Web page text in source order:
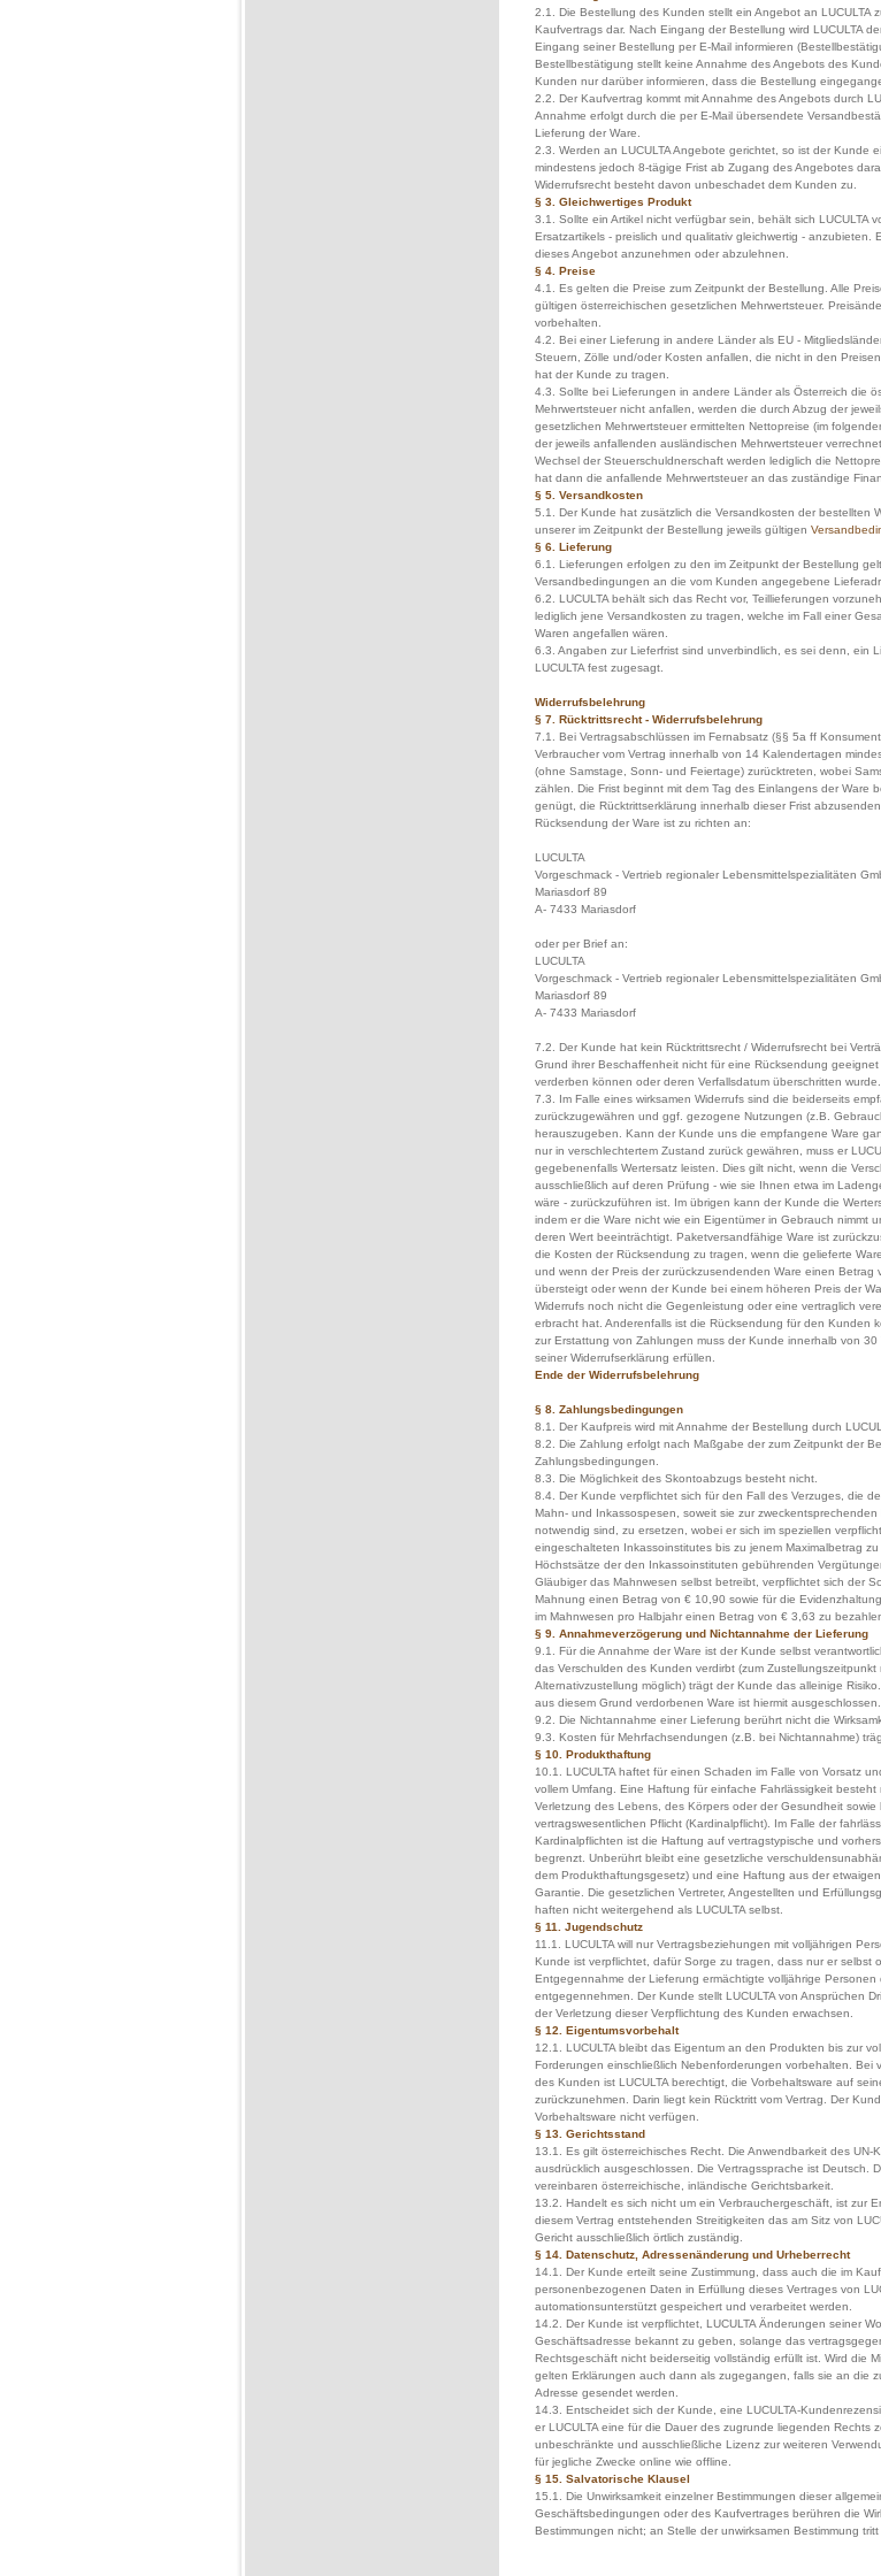
2.1. Die Bestellung des Kunden stellt ein Angebot an LUCULTA
Kaufvertrags dar. Nach Eingang der Bestellung wird LUCULTA
Eingang seiner Bestellung per E-Mail informieren
Bestellbestätigung stellt keine Annahme des Angebots des
Kunden nur darüber informieren, dass die Bestellung
2.2. Der Kaufvertrag kommt mit Annahme des Angebots durch
Annahme erfolgt durch die per E-Mail übersendete
Lieferung der Ware.
2.3. Werden an LUCULTA Angebote gerichtet, so ist der Kunde
mindestens jedoch 8-tägige Frist ab Zugang des Angebotes
Widerrufsrecht besteht davon unbeschadet dem Kunden zu.
§ 3. Gleichwertiges Produkt
3.1. Sollte ein Artikel nicht verfügbar sein, behält sich LUCULTA
Ersatzartikels - preislich und qualitativ gleichwertig - anzubieten.
dieses Angebot anzunehmen oder abzulehnen.
§ 4. Preise
4.1. Es gelten die Preise zum Zeitpunkt der Bestellung. Alle
gültigen österreichischen gesetzlichen Mehrwertsteuer.
vorbehalten.
4.2. Bei einer Lieferung in andere Länder als EU -
Steuern, Zölle und/oder Kosten anfallen, die nicht in den
hat der Kunde zu tragen.
4.3. Sollte bei Lieferungen in andere Länder als Österreich die
Mehrwertsteuer nicht anfallen, werden die durch Abzug der
gesetzlichen Mehrwertsteuer ermittelten Nettopreise (im
der jeweils anfallenden ausländischen Mehrwertsteuer
Wechsel der Steuerschuldnerschaft werden lediglich die
hat dann die anfallende Mehrwertsteuer an das zuständige
§ 5. Versandkosten
5.1. Der Kunde hat zusätzlich die Versandkosten der bestellten
unserer im Zeitpunkt der Bestellung jeweils gültigen
§ 6. Lieferung
6.1. Lieferungen erfolgen zu den im Zeitpunkt der Bestellung
Versandbedingungen an die vom Kunden angegebene
6.2. LUCULTA behält sich das Recht vor, Teillieferungen
lediglich jene Versandkosten zu tragen, welche im Fall einer
Waren angefallen wären.
6.3. Angaben zur Lieferfrist sind unverbindlich, es sei denn, ein
LUCULTA fest zugesagt.
Widerrufsbelehrung
§ 7. Rücktrittsrecht - Widerrufsbelehrung
7.1. Bei Vertragsabschlüssen im Fernabsatz (§§ 5a ff
Verbraucher vom Vertrag innerhalb von 14 Kalendertagen
(ohne Samstage, Sonn- und Feiertage) zurücktreten, wobei
zählen. Die Frist beginnt mit dem Tag des Einlangens der Ware
genügt, die Rücktrittserklärung innerhalb dieser Frist
Rücksendung der Ware ist zu richten an:
LUCULTA
Vorgeschmack - Vertrieb regionaler Lebensmittelspezialitäten
Mariasdorf 89
A- 7433 Mariasdorf
oder per Brief an:
LUCULTA
Vorgeschmack - Vertrieb regionaler Lebensmittelspezialitäten
Mariasdorf 89
A- 7433 Mariasdorf
7.2. Der Kunde hat kein Rücktrittsrecht / Widerrufsrecht bei
Grund ihrer Beschaffenheit nicht für eine Rücksendung
verderben können oder deren Verfallsdatum überschritten wurde.
7.3. Im Falle eines wirksamen Widerrufs sind die beiderseits
zurückzugewähren und ggf. gezogene Nutzungen (z.B.
herauszugeben. Kann der Kunde uns die empfangene Ware
nur in verschlechtertem Zustand zurück gewähren, muss er
gegebenenfalls Wertersatz leisten. Dies gilt nicht, wenn die
ausschließlich auf deren Prüfung - wie sie Ihnen etwa im
wäre - zurückzuführen ist. Im übrigen kann der Kunde die
indem er die Ware nicht wie ein Eigentümer in Gebrauch nimmt
deren Wert beeinträchtigt. Paketversandfähige Ware ist
die Kosten der Rücksendung zu tragen, wenn die gelieferte
und wenn der Preis der zurückzusendenden Ware einen Betrag
übersteigt oder wenn der Kunde bei einem höheren Preis der
Widerrufs noch nicht die Gegenleistung oder eine vertraglich
erbracht hat. Anderenfalls ist die Rücksendung für den Kunden
zur Erstattung von Zahlungen muss der Kunde innerhalb von 30
seiner Widerrufserklärung erfüllen.
Ende der Widerrufsbelehrung
§ 8. Zahlungsbedingungen
8.1. Der Kaufpreis wird mit Annahme der Bestellung durch
8.2. Die Zahlung erfolgt nach Maßgabe der zum Zeitpunkt der
Zahlungsbedingungen.
8.3. Die Möglichkeit des Skontoabzugs besteht nicht.
8.4. Der Kunde verpflichtet sich für den Fall des Verzuges, die
Mahn- und Inkassospesen, soweit sie zur zweckentsprechenden
notwendig sind, zu ersetzen, wobei er sich im speziellen
eingeschalteten Inkassoinstitutes bis zu jenem Maximalbetrag
Höchstsätze der den Inkassoinstituten gebührenden
Gläubiger das Mahnwesen selbst betreibt, verpflichtet sich der
Mahnung einen Betrag von € 10,90 sowie für die
im Mahnwesen pro Halbjahr einen Betrag von € 3,63 zu
§ 9. Annahmeverzögerung und Nichtannahme der Lieferung
9.1. Für die Annahme der Ware ist der Kunde selbst
das Verschulden des Kunden verdirbt (zum Zustellungszeitpunkt
Alternativzustellung möglich) trägt der Kunde das alleinige
aus diesem Grund verdorbenen Ware ist hiermit ausgeschlossen.
9.2. Die Nichtannahme einer Lieferung berührt nicht die
9.3. Kosten für Mehrfachsendungen (z.B. bei Nichtannahme)
§ 10. Produkthaftung
10.1. LUCULTA haftet für einen Schaden im Falle von Vorsatz
vollem Umfang. Eine Haftung für einfache Fahrlässigkeit
Verletzung des Lebens, des Körpers oder der Gesundheit sowie
vertragswesentlichen Pflicht (Kardinalpflicht). Im Falle der
Kardinalpflichten ist die Haftung auf vertragstypische und
begrenzt. Unberührt bleibt eine gesetzliche
dem Produkthaftungsgesetz) und eine Haftung aus der
Garantie. Die gesetzlichen Vertreter, Angestellten und
haften nicht weitergehend als LUCULTA selbst.
§ 11. Jugendschutz
11.1. LUCULTA will nur Vertragsbeziehungen mit volljährigen
Kunde ist verpflichtet, dafür Sorge zu tragen, dass nur er selbst
Entgegennahme der Lieferung ermächtigte volljährige Personen
entgegennehmen. Der Kunde stellt LUCULTA von Ansprüchen
der Verletzung dieser Verpflichtung des Kunden erwachsen.
§ 12. Eigentumsvorbehalt
12.1. LUCULTA bleibt das Eigentum an den Produkten bis zur
Forderungen einschließlich Nebenforderungen vorbehalten. Bei
des Kunden ist LUCULTA berechtigt, die Vorbehaltsware auf
zurückzunehmen. Darin liegt kein Rücktritt vom Vertrag. Der
Vorbehaltsware nicht verfügen.
§ 13. Gerichtsstand
13.1. Es gilt österreichisches Recht. Die Anwendbarkeit des UN-
ausdrücklich ausgeschlossen. Die Vertragssprache ist Deutsch.
vereinbaren österreichische, inländische Gerichtsbarkeit.
13.2. Handelt es sich nicht um ein Verbrauchergeschäft, ist zur
diesem Vertrag entstehenden Streitigkeiten das am Sitz von
Gericht ausschließlich örtlich zuständig.
§ 14. Datenschutz, Adressenänderung und Urheberrecht
14.1. Der Kunde erteilt seine Zustimmung, dass auch die im
personenbezogenen Daten in Erfüllung dieses Vertrages von
automationsunterstützt gespeichert und verarbeitet werden.
14.2. Der Kunde ist verpflichtet, LUCULTA Änderungen seiner
Geschäftsadresse bekannt zu geben, solange das
Rechtsgeschäft nicht beiderseitig vollständig erfüllt ist. Wird die
gelten Erklärungen auch dann als zugegangen, falls sie an die
Adresse gesendet werden.
14.3. Entscheidet sich der Kunde, eine LUCULTA-
er LUCULTA eine für die Dauer des zugrunde liegenden Rechts
unbeschränkte und ausschließliche Lizenz zur weiteren
für jegliche Zwecke online wie offline.
§ 15. Salvatorische Klausel
15.1. Die Unwirksamkeit einzelner Bestimmungen dieser
Geschäftsbedingungen oder des Kaufvertrages berühren die
Bestimmungen nicht; an Stelle der unwirksamen Bestimmung